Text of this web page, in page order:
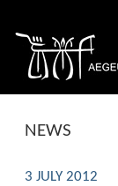
NEWS
3 JULY 2012